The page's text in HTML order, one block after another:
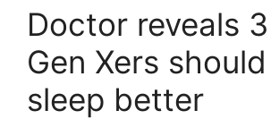
Doctor reveals
Gen Xers
sleep better